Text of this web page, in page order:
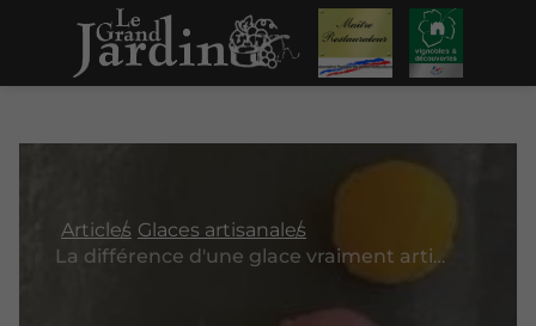
Articles Glaces artisanales
La différence d'une glace vraiment artisanale : goûtez et voyez